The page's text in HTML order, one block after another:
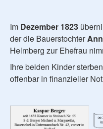
Im Dezember 1823
der die Bauerstochter
Helmberg zur Ehefrau
Ihre beiden Kinder
offenbar in finanzieller